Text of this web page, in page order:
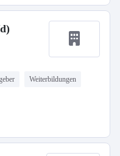
Weiterbildungen